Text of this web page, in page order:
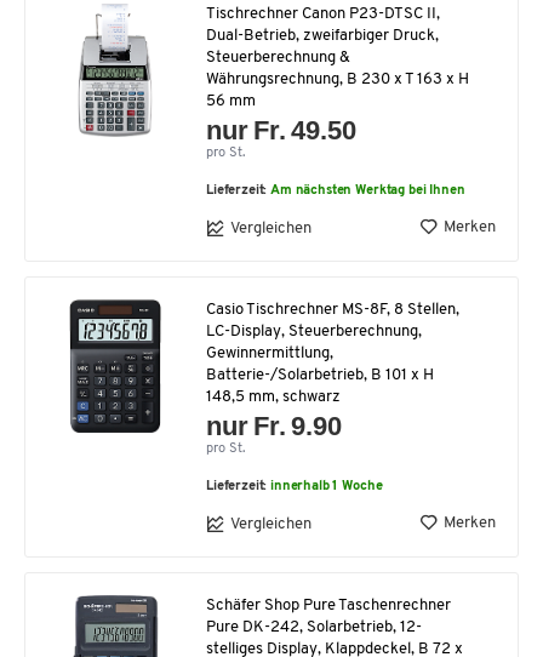
Tischrechner Canon P23-DTSC II,
Dual-Betrieb, zweifarbiger Druck,
Steuerberechnung &
Währungsrechnung, B 230 x T 163 x H
56 mm
nur Fr. 49.50
pro St.
Lieferzeit:Am nächsten Werktag bei Ihnen
Vergleichen Merken
Casio Tischrechner MS-8F, 8 Stellen,
LC-Display, Steuerberechnung,
Gewinnermittlung,
Batterie-/Solarbetrieb, B 101 x H
148,5 mm, schwarz
nur Fr. 9.90
pro St.
Lieferzeit:innerhalb 1 Woche
Vergleichen Merken
Schäfer Shop Pure Taschenrechner
Pure DK-242, Solarbetrieb, 12-
stelliges Display, Klappdeckel, B 72 x